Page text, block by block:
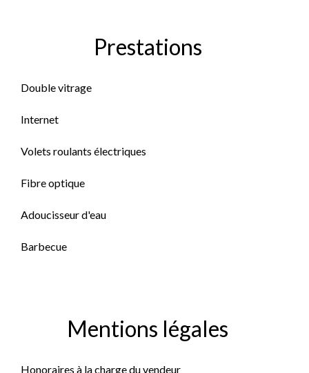
Prestations
Double vitrage
Internet
Volets roulants électriques
Fibre optique
Adoucisseur d'eau
Barbecue
Mentions légales
Honoraires à la charge du vendeur